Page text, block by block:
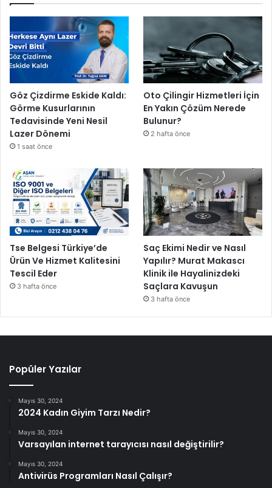
Göz Çizdirme Eskide Kaldı:
Görme Kusurlarının
Tedavisinde Yeni Nesil
Lazer Dönemi
1 saat önce
Oto Çilingir Hizmetleri İçin
En Yakın Çözüm Nerede
Bulunur?
2 hafta önce
Tse Belgesi Türkiye’de
Ürün Ve Hizmet Kalitesini
Tescil Eder
3 hafta önce
Saç Ekimi Nedir ve Nasıl
Yapılır? Murat Makascı
Klinik ile Hayalinizdeki
Saçlara Kavuşun
3 hafta önce
Popüler Yazılar
Mayıs 30, 2024
2024 Kadın Giyim Tarzı Nedir?
Mayıs 30, 2024
Varsayılan internet tarayıcısı nasıl değiştirilir?
Mayıs 30, 2024
Antivirüs Programları Nasıl Çalışır?